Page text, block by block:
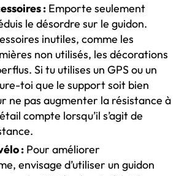
: Emporte seulement
le désordre sur le guidon.
inutiles, comme les
non utilisés, les décorations
Si tu utilises un GPS ou un
toi que le support soit bien
ne pas augmenter la résistance à
compte lorsqu’il s’agit de
: Pour améliorer
envisage d’utiliser un guidon